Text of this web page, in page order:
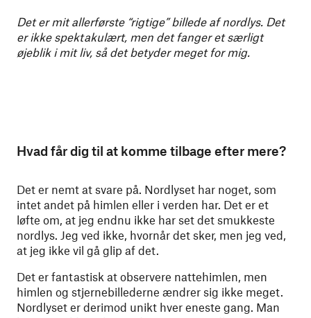
Det er mit allerførste “rigtige” billede af nordlys. Det
er ikke spektakulært, men det fanger et særligt
øjeblik i mit liv, så det betyder meget for mig.
Hvad får dig til at komme tilbage efter mere?
Det er nemt at svare på. Nordlyset har noget, som
intet andet på himlen eller i verden har. Det er et
løfte om, at jeg endnu ikke har set det smukkeste
nordlys. Jeg ved ikke, hvornår det sker, men jeg ved,
at jeg ikke vil gå glip af det.
Det er fantastisk at observere nattehimlen, men
himlen og stjernebillederne ændrer sig ikke meget.
Nordlyset er derimod unikt hver eneste gang. Man